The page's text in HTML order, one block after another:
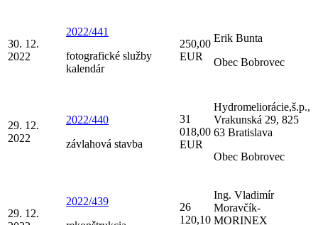
30. 12.
2022
2022/441
fotografické služby
kalendár
250,00
EUR
Erik Bunta
Obec Bobrovec
29. 12.
2022
2022/440
závlahová stavba
31
018,00
EUR
Hydromeliorácie,š.p.,
Vrakunská 29, 825
63 Bratislava
Obec Bobrovec
29. 12.
2022/439
26
120,10
Ing. Vladimír
Moravčík-
MORINEX